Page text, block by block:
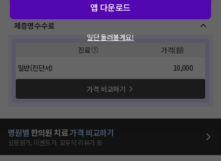
제증명수수료
진료
가격(원)
일반(진단서)
10,000
가격 비교하기
병원별 한의원 치료가격 비교하기
심평원가, 이벤트가, 모두닥 리뷰가 등
앱 다운로드
일단 둘러볼게요!